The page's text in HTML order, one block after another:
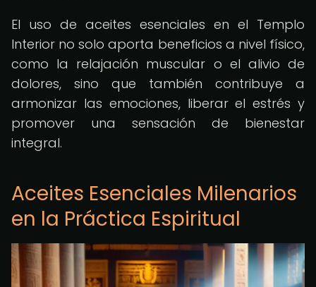
El uso de aceites esenciales en el Templo
Interior no solo aporta beneficios a nivel físico,
como la relajación muscular o el alivio de
dolores, sino que también contribuye a
armonizar las emociones, liberar el estrés y
promover una sensación de bienestar
integral.
Aceites Esenciales Milenarios
en la Práctica Espiritual